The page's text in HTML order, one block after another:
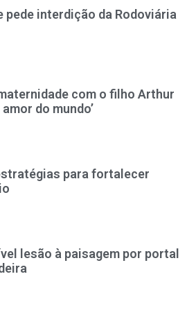
pede interdição da Rodoviária
com o filho Arthur
do mundo’
para fortalecer
lesão à paisagem por portal